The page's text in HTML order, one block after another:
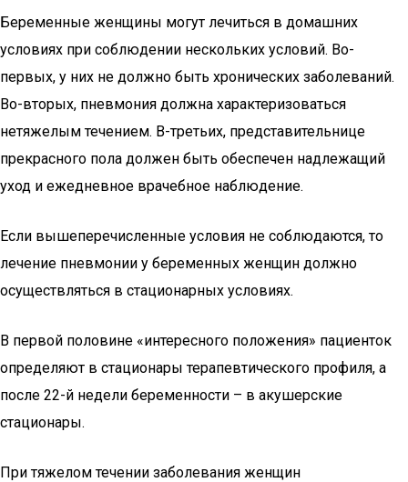
Беременные женщины могут лечиться в домашних
условиях при соблюдении нескольких условий. Во-
первых, у них не должно быть хронических заболеваний.
Во-вторых, пневмония должна характеризоваться
нетяжелым течением. В-третьих, представительнице
прекрасного пола должен быть обеспечен надлежащий
уход и ежедневное врачебное наблюдение.
Если вышеперечисленные условия не соблюдаются, то
лечение пневмонии у беременных женщин должно
осуществляться в стационарных условиях.
В первой половине «интересного положения» пациенток
определяют в стационары терапевтического профиля, а
после 22-й недели беременности – в акушерские
стационары.
При тяжелом течении заболевания женщин